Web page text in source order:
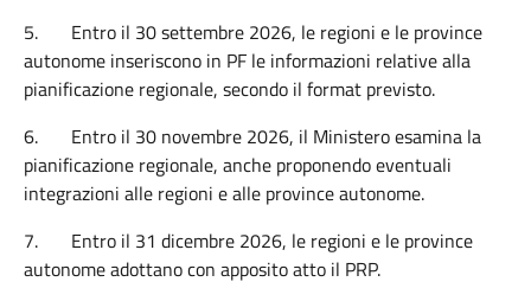
5. Entro il 30 settembre 2026, le regioni e le province
autonome inseriscono in PF le informazioni relative alla
pianificazione regionale, secondo il format previsto.
6. Entro il 30 novembre 2026, il Ministero esamina la
pianificazione regionale, anche proponendo eventuali
integrazioni alle regioni e alle province autonome.
7. Entro il 31 dicembre 2026, le regioni e le province
autonome adottano con apposito atto il PRP.